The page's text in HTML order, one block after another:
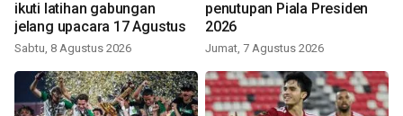
ikuti latihan gabungan
jelang upacara 17 Agustus
Sabtu, 8 Agustus 2026
penutupan Piala Presiden
2026
Jumat, 7 Agustus 2026